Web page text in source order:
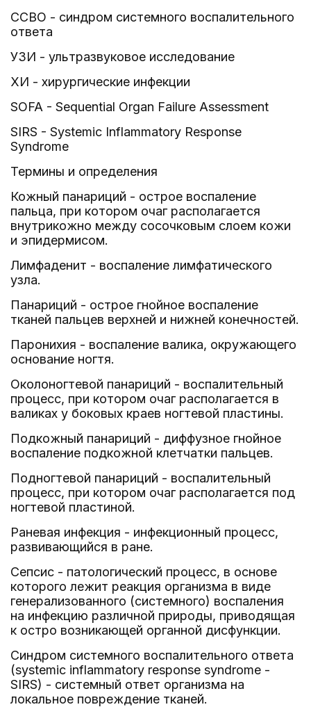
ССВО - синдром системного воспалительного
ответа
УЗИ - ультразвуковое исследование
ХИ - хирургические инфекции
SOFA - Sequential Organ Failure Assessment
SIRS - Systemic Inflammatory Response
Syndrome
Термины и определения
Кожный панариций - острое воспаление
пальца, при котором очаг располагается
внутрикожно между сосочковым слоем кожи
и эпидермисом.
Лимфаденит - воспаление лимфатического
узла.
Панариций - острое гнойное воспаление
тканей пальцев верхней и нижней конечностей.
Паронихия - воспаление валика, окружающего
основание ногтя.
Околоногтевой панариций - воспалительный
процесс, при котором очаг располагается в
валиках у боковых краев ногтевой пластины.
Подкожный панариций - диффузное гнойное
воспаление подкожной клетчатки пальцев.
Подногтевой панариций - воспалительный
процесс, при котором очаг располагается под
ногтевой пластиной.
Раневая инфекция - инфекционный процесс,
развивающийся в ране.
Сепсис - патологический процесс, в основе
которого лежит реакция организма в виде
генерализованного (системного) воспаления
на инфекцию различной природы, приводящая
к остро возникающей органной дисфункции.
Синдром системного воспалительного ответа
(systemic inflammatory response syndrome -
SIRS) - системный ответ организма на
локальное повреждение тканей.